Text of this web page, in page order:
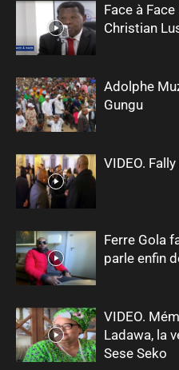
Face à
Christian
Adolphe
Gungu
VIDEO.
Ferre Gola
parle enfin
VIDEO.
Ladawa, la
Sese Seko